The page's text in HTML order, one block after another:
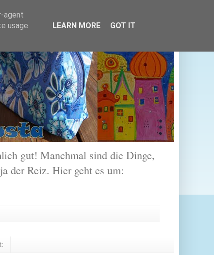
gut! Manchmal sind die Dinge,
der Reiz. Hier geht es um:
agent
usage
LEARN MORE GOT IT